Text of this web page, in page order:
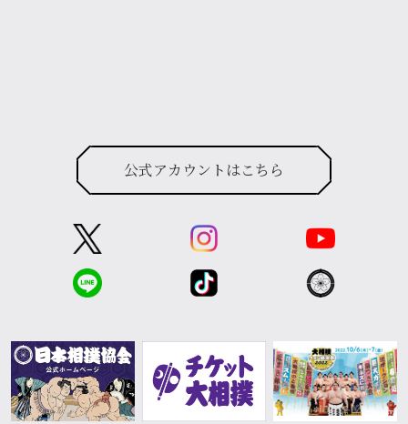
公式アカウントはこちら